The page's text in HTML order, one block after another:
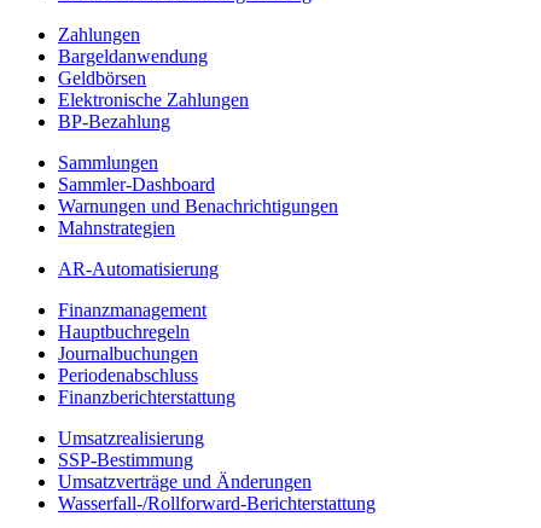
Zahlungen
Bargeldanwendung
Geldbörsen
Elektronische Zahlungen
BP-Bezahlung
Sammlungen
Sammler-Dashboard
Warnungen und Benachrichtigungen
Mahnstrategien
AR-Automatisierung
Finanzmanagement
Hauptbuchregeln
Journalbuchungen
Periodenabschluss
Finanzberichterstattung
Umsatzrealisierung
SSP-Bestimmung
Umsatzverträge und Änderungen
Wasserfall-/Rollforward-Berichterstattung